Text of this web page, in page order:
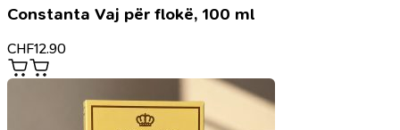
Constanta Vaj për flokë, 100 ml
CHF12.90